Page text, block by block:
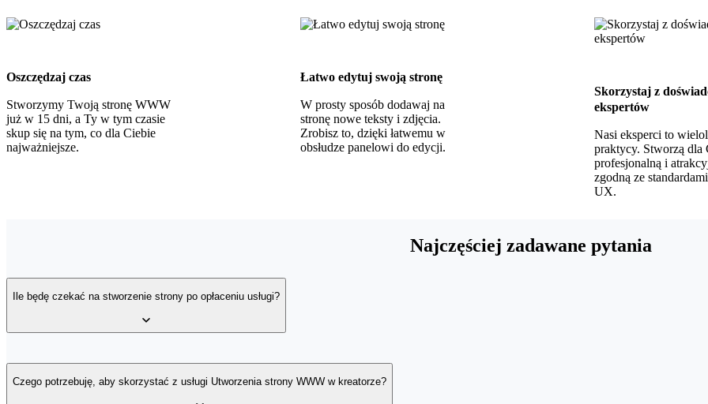
Oszczędzaj czas
Stworzymy Twoją stronę WWW
już w 15 dni, a Ty w tym czasie
skup się na tym, co dla Ciebie
najważniejsze.
Łatwo edytuj swoją stronę
W prosty sposób dodawaj na
stronę nowe teksty i zdjęcia.
Zrobisz to, dzięki łatwemu w
obsłudze panelowi do edycji.
Skorzystaj z
ekspertów
Nasi eksperci to
praktycy. Stworzą dla
profesjonalną i
zgodną ze
UX.
Najczęściej zadawane pytania
Ile będę czekać na stworzenie strony po opłaceniu usługi?
Po opłaceniu usługi poprosimy Cię o uzupełnienie krótkiej ankiety i przesłanie materiałów potrzebnych do stworzenia strony
gotowa w ciągu 15 dni roboczych.
Czego potrzebuję, aby skorzystać z usługi Utworzenia strony WWW w kreatorze?